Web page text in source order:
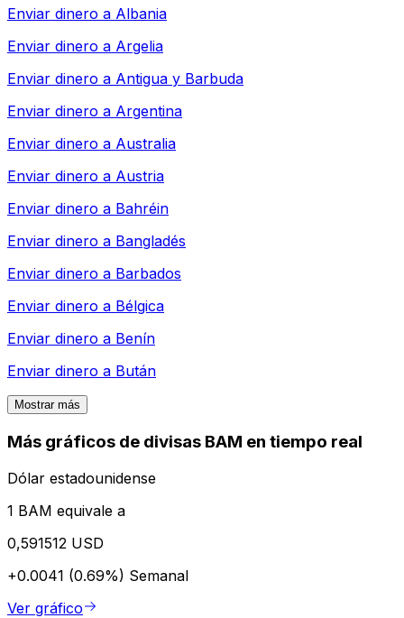
Enviar dinero a Albania
Enviar dinero a Argelia
Enviar dinero a Antigua y Barbuda
Enviar dinero a Argentina
Enviar dinero a Australia
Enviar dinero a Austria
Enviar dinero a Bahréin
Enviar dinero a Bangladés
Enviar dinero a Barbados
Enviar dinero a Bélgica
Enviar dinero a Benín
Enviar dinero a Bután
Mostrar más
Más gráficos de divisas BAM en tiempo real
Dólar estadounidense
1 BAM equivale a
0,591512 USD
+0.0041 (0.69%) Semanal
Ver gráfico